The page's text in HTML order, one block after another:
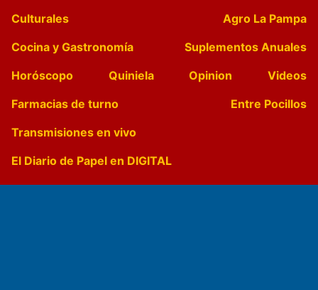
Culturales
Agro La Pampa
Cocina y Gastronomía
Suplementos Anuales
Horóscopo
Quiniela Opinion
Videos
Farmacias de turno
Entre Pocillos
Transmisiones en vivo
El Diario de Papel en DIGITAL